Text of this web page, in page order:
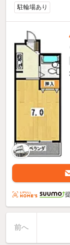
駐輪場あり
前へ